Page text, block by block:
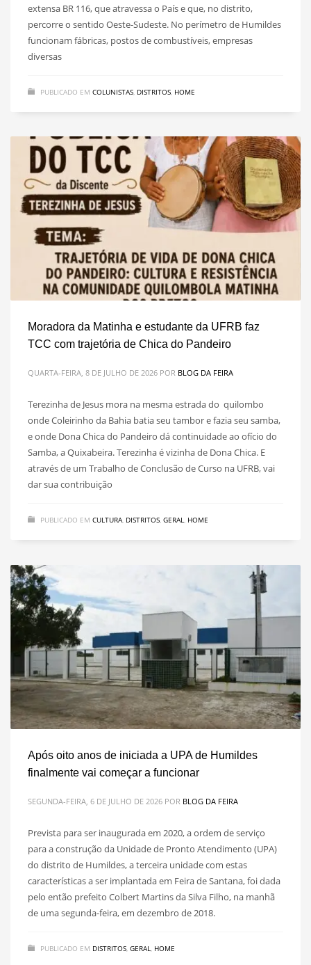
extensa BR 116, que atravessa o País e que, no distrito,
percorre o sentido Oeste-Sudeste. No perímetro de Humildes
funcionam fábricas, postos de combustíveis, empresas
diversas
PUBLICADO EM COLUNISTAS, DISTRITOS, HOME
Moradora da Matinha e estudante da UFRB faz
TCC com trajetória de Chica do Pandeiro
QUARTA-FEIRA, 8 DE JULHO DE 2026 POR BLOG DA FEIRA
Terezinha de Jesus mora na mesma estrada do quilombo
onde Coleirinho da Bahia batia seu tambor e fazia seu samba,
e onde Dona Chica do Pandeiro dá continuidade ao ofício do
Samba, a Quixabeira. Terezinha é vizinha de Dona Chica. E
através de um Trabalho de Conclusão de Curso na UFRB, vai
dar sua contribuição
PUBLICADO EM CULTURA, DISTRITOS, GERAL, HOME
Após oito anos de iniciada a UPA de Humildes
finalmente vai começar a funcionar
SEGUNDA-FEIRA, 6 DE JULHO DE 2026 POR BLOG DA FEIRA
Prevista para ser inaugurada em 2020, a ordem de serviço
para a construção da Unidade de Pronto Atendimento (UPA)
do distrito de Humildes, a terceira unidade com estas
características a ser implantada em Feira de Santana, foi dada
pelo então prefeito Colbert Martins da Silva Filho, na manhã
de uma segunda-feira, em dezembro de 2018.
PUBLICADO EM DISTRITOS, GERAL, HOME